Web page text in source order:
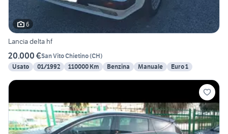
6
Lancia delta hf
20.000 €San Vito Chietino(CH)
Usato
01/1992 110000 Km Benzina Manuale Euro 1